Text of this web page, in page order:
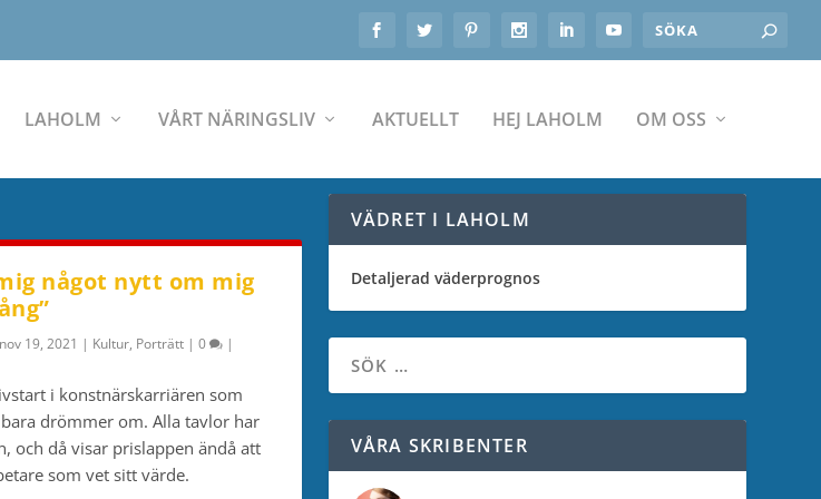
LAHOLM VÅRT NÄRINGSLIV AKTUELLT HEJ LAHOLM OM OSS
något nytt om mig
nov 19, 2021 | Kultur, Porträtt |0 |
i konstnärskarriären som
drömmer om. Alla tavlor har
och då visar prislappen ändå att
som vet sitt värde.
VÄDRET I LAHOLM
Detaljerad väderprognos
VÅRA SKRIBENTER